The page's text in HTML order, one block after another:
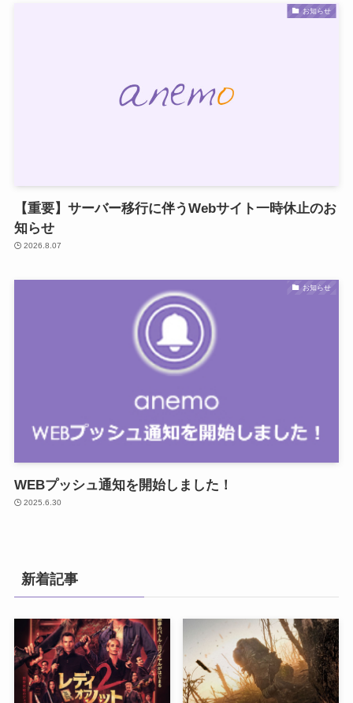
お知らせ
【重要】サーバー移行に伴うWebサイト一時休止のお
知らせ
2026.8.07
お知らせ
WEBプッシュ通知を開始しました！
2025.6.30
新着記事